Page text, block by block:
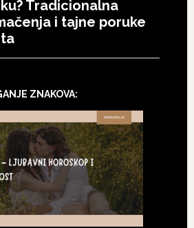
Tradicionalna
i tajne poruke
ZNAKOVA: